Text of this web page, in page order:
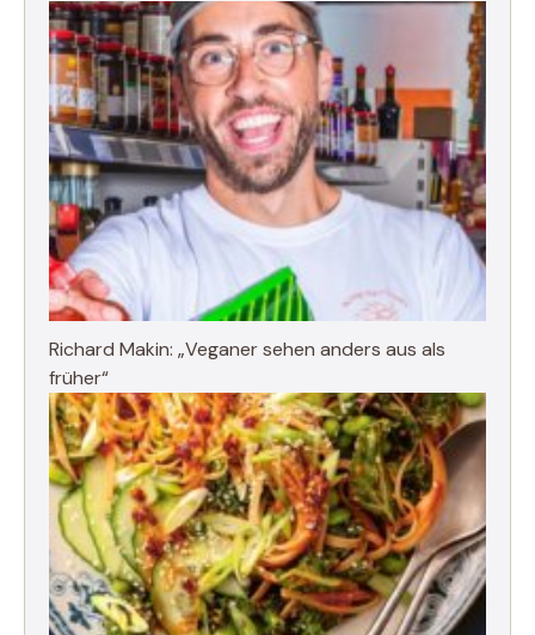
Richard Makin: „Veganer sehen anders aus als
früher“